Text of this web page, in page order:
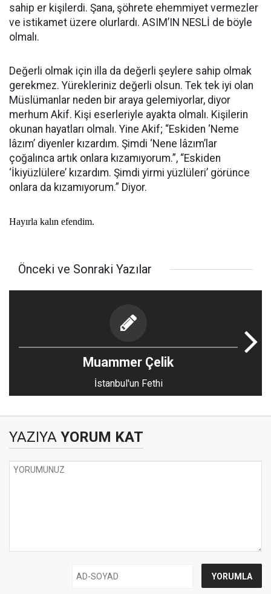
sahip er kişilerdi. Şana, şöhrete ehemmiyet vermezler
ve istikamet üzere olurlardı. ASIM’IN NESLİ de böyle
olmalı.
Değerli olmak için illa da değerli şeylere sahip olmak
gerekmez. Yürekleriniz değerli olsun. Tek tek iyi olan
Müslümanlar neden bir araya gelemiyorlar, diyor
merhum Akif. Kişi eserleriyle ayakta olmalı. Kişilerin
okunan hayatları olmalı. Yine Akif; “Eskiden ‘Neme
lâzım’ diyenler kızardım. Şimdi ‘Nene lâzım’lar
çoğalınca artık onlara kızamıyorum.”, “Eskiden
‘İkiyüzlülere’ kızardım. Şimdi yirmi yüzlüleri’ görünce
onlara da kızamıyorum.” Diyor.
Hayırla kalın efendim.
Önceki ve Sonraki Yazılar
Muammer Çelik
İstanbul'un Fethi
YAZIYA YORUM KAT